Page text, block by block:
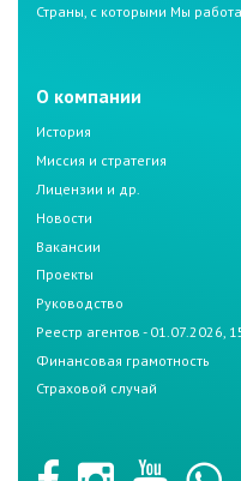
Страны, с которыми Мы
О компании
История
Миссия и стратегия
Лицензии и др.
Новости
Вакансии
Проекты
Руководство
Реестр агентов - 01.07.2026,
Финансовая грамотность
Страховой случай